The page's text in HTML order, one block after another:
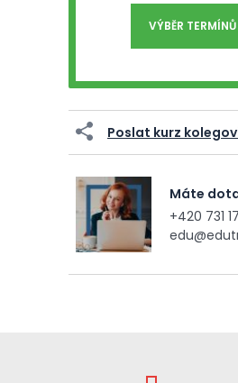
VÝBĚR TERMÍNŮ
Poslat kurz
Máte
+420 731